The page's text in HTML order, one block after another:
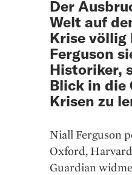
Der
Welt auf
Krise völlig
Ferguson
Historiker,
Blick in die
Krisen zu
Niall Ferguson
Oxford,
Guardian